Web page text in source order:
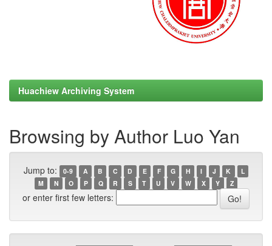
Huachiew Archiving System
Browsing by Author Luo Yan
Jump to: 0-9 A B C D E F G H I J K
L
M
N O P Q R S T U V W X Y Z
or enter first few letters: